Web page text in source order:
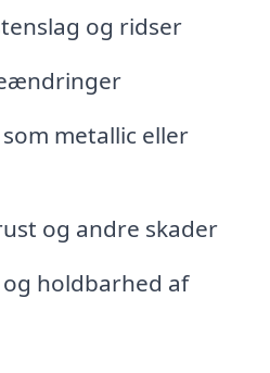
og ridser
metallic eller
og andre skader
holdbarhed af